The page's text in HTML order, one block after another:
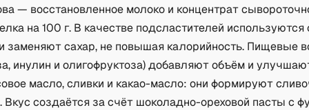
— восстановленное молоко и концентрат
на 100 г. В качестве подсластителей используются
заменяют сахар, не повышая калорийность. Пищевые
инулин и олигофруктоза) добавляют объём и
масло, сливки и какао-масло: они формируют
Вкус создаётся за счёт шоколадно-ореховой пасты с